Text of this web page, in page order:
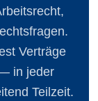
Verträge
in jeder
Teilzeit.